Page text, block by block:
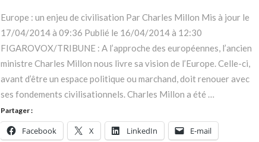
enjeu
de
Europe : un enjeu de civilisation Par Charles Millon Mis à jour le
17/04/2014 à 09:36 Publié le 16/04/2014 à 12:30
FIGAROVOX/TRIBUNE : A l’approche des européennes, l’ancien
ministre Charles Millon nous livre sa vision de l’Europe. Celle-ci,
avant d’être un espace politique ou marchand, doit renouer avec
ses fondements civilisationnels. Charles Millon a été …
Partager :
Facebook X LinkedIn E-mail